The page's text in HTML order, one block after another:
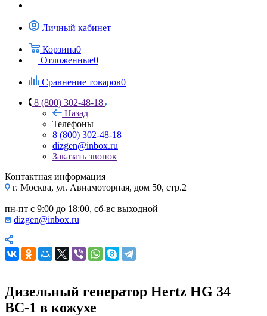
Личный кабинет
Корзина0
Отложенные0
Сравнение товаров0
8 (800) 302-48-18
Назад
Телефоны
8 (800) 302-48-18
dizgen@inbox.ru
Заказать звонок
Контактная информация
г. Москва, ул. Авиамоторная, дом 50, стр.2
пн-пт с 9:00 до 18:00, сб-вс выходной
dizgen@inbox.ru
Дизельный генератор Hertz HG 34
BС-1 в кожухе